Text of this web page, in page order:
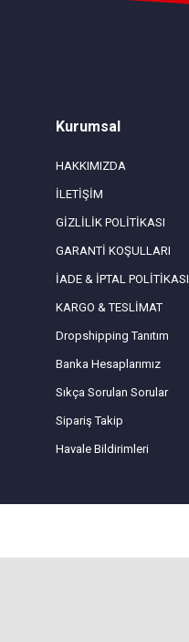
Kurumsal
HAKKIMIZDA
İLETİŞİM
GİZLİLİK POLİTİKASI
GARANTİ KOŞULLARI
İADE & İPTAL POLİTİKASI
KARGO & TESLİMAT
Dropshipping Tanıtım
Banka Hesaplarımız
Sıkça Sorulan Sorular
Sipariş Takip
Havale Bildirimleri